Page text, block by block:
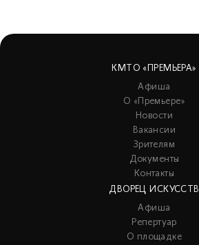
КМТО «ПРЕМЬЕРА»
Афиша
О «Премьере»
Новости
Вакансии
Зрителям
Документы
Контакты
ДВОРЕЦ ИСКУССТВ
Афиша
Репертуар
О площадке